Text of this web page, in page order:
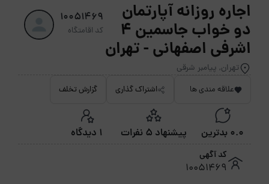
اجاره روزانه آپارتمان
دو خواب جاسمین ۴
اشرفی اصفهانی - تهران
تهران, پیامبر شرقی
10051469
کد اقامتگاه
علاقه مندی ها اشتراک گذاری گزارش تخلف
0.0 بدترین پیشنهاد 5 نفرات 1 دیدگاه
کد آگهی
10051469